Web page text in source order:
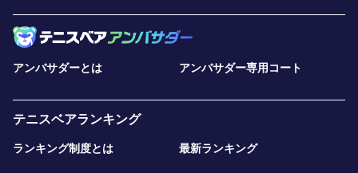
アンバサダーとは アンバサダー専用コート
テニスベアランキング
ランキング制度とは 最新ランキング